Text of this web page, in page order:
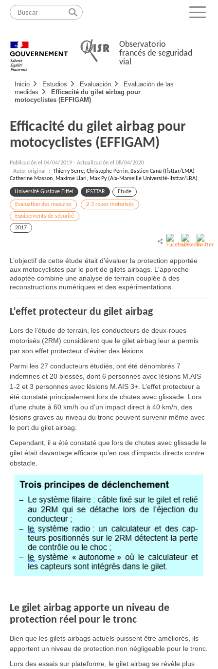
Pasar
contenido
Mapa
web
Menu
Observatorio
francés de seguridad
vial
Navigation
principale
Inicio Estudios Evaluación
Evaluación de las
medidas
Efficacité du gilet airbag pour
motocyclistes (EFFIGAM)
Efficacité du gilet airbag pour
motocyclistes (EFFIGAM)
Publicación el 04/04/2019 - Actualización el 08/04/2020
- Autor original : Thierry Serre, Christophe Perrin, Bastien Canu (Ifsttar/LMA)
Catherine Masson, Maxime Llari, Max Py (Aix-Marseille Université-Ifsttar/LBA)
Université Gustave Eiffel IFSTTAR Etude
Evaluation des mesures
2-3 roues motorisés
Equipements de sécurité
2017
L’objectif de cette étude était d’évaluer la protection apportée
aux motocyclistes par le port de gilets airbags. L'approche
adoptée combine une analyse de terrain couplée à des
reconstructions numériques et des expérimentations.
L’effet protecteur du gilet airbag
Lors de l’étude de terrain, les conducteurs de deux-roues
motorisés (2RM) considèrent que le gilet airbag leur a permis
par son effet protecteur d’éviter des lésions.
Parmi les 27 conducteurs étudiés, ont été dénombrés 7
indemnes et 20 blessés, dont 6 personnes avec lésions M.AIS
1-2 et 3 personnes avec lésions M.AIS 3+. L’effet protecteur a
été constaté principalement lors de chutes avec glissade. Lors
d’une chute à 60 km/h ou d’un impact direct à 40 km/h, des
lésions graves au niveau du tronc peuvent survenir même avec
le port du gilet airbag.
Cependant, il a été constaté que lors de chutes avec glissade le
gilet était davantage efficace qu’en cas d'impacts directs contre
obstacle.
Le gilet airbag apporte un niveau de
protection réel pour le tronc
Bien que les gilets airbags actuels puissent être améliorés, ils
apportent un niveau de protection non négligeable pour le tronc.
Lors des essais sur plateforme, le gilet airbag se révèle plus